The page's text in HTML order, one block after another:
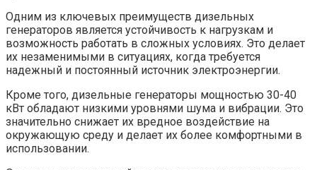
Одним из ключевых преимуществ дизельных
генераторов является устойчивость к нагрузкам и
возможность работать в сложных условиях. Это делает
их незаменимыми в ситуациях, когда требуется
надежный и постоянный источник электроэнергии.
Кроме того, дизельные генераторы мощностью 30-40
кВт обладают низкими уровнями шума и вибрации. Это
значительно снижает их вредное воздействие на
окружающую среду и делает их более комфортными в
использовании.